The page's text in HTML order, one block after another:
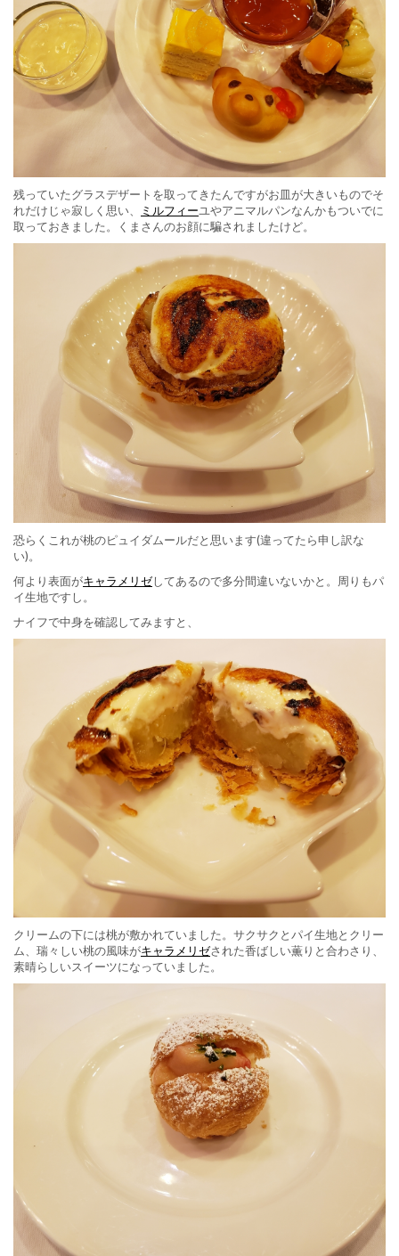
残っていたグラスデザートを取ってきたんですがお皿が大きいものでそ
れだけじゃ寂しく思い、
ミルフィーユやアニマルパンなんかもついでに
取っておきました。くまさんのお顔に騙されましたけど。
恐らくこれが桃のピュイダムールだと思います(違ってたら申し訳な
い)。
何より表面がキャラメリゼしてあるので多分間違いないかと。周りもパ
イ生地ですし。
ナイフで中身を確認してみますと、
クリームの下には桃が敷かれていました。サクサクとパイ生地とクリー
ム、瑞々しい桃の風味がキャラメリゼされた香ばしい薫りと合わさり、
素晴らしいスイーツになっていました。